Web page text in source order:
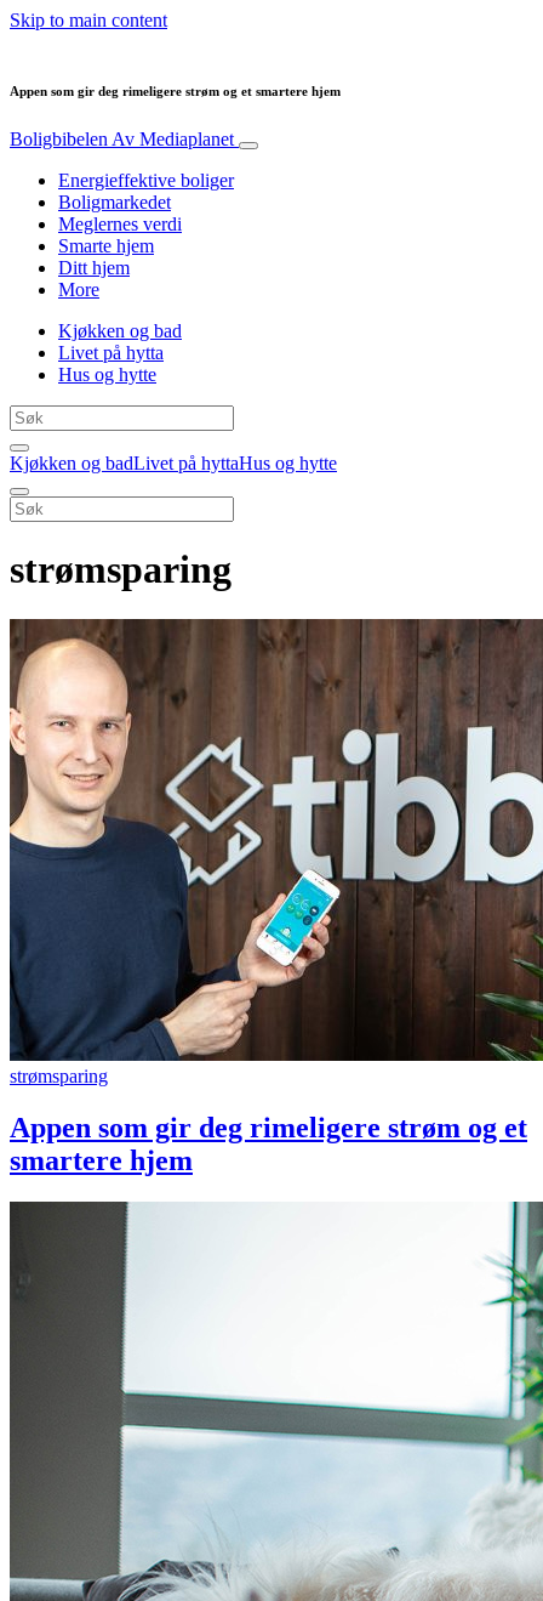
Skip to main content
Appen som gir deg rimeligere strøm og et smartere hjem
Boligbibelen Av Mediaplanet
Energieffektive boliger
Boligmarkedet
Meglernes verdi
Smarte hjem
Ditt hjem
More
Kjøkken og bad
Livet på hytta
Hus og hytte
Kjøkken og badLivet på hyttaHus og hytte
strømsparing
strømsparing
Appen som gir deg rimeligere strøm og et
smartere hjem